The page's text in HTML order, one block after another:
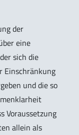
der
eine
sich die
Einschränkung
und die so
Voraussetzung
allein als